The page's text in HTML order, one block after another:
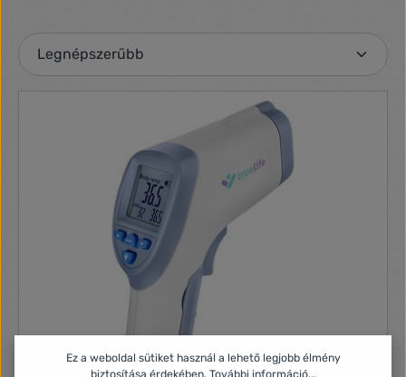
Ez a weboldal sütiket használ a lehető legjobb élmény
biztosítása érdekében. További információ...